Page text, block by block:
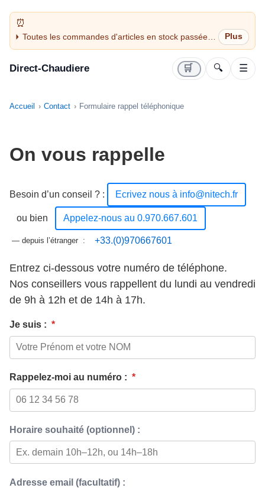
Toutes les commandes d'articles en stock passées
avant 14H sont expédiées le jour même (jours
Direct-Chaudiere 🛒 🔍 ☰
Accueil Contact Formulaire rappel téléphonique
On vous rappelle
Besoin d’un conseil ? : Ecrivez nous à info@nitech.fr
ou bien Appelez-nous au 0.970.667.601
— depuis l’étranger : +33.(0)970667601
Entrez ci-dessous votre numéro de téléphone.
Nos conseillers vous rappellent du lundi au vendredi
de 9h à 12h et de 14h à 17h.
Je suis : *
Rappelez-moi au numéro : *
Horaire souhaité (optionnel) :
Adresse email (facultatif) :